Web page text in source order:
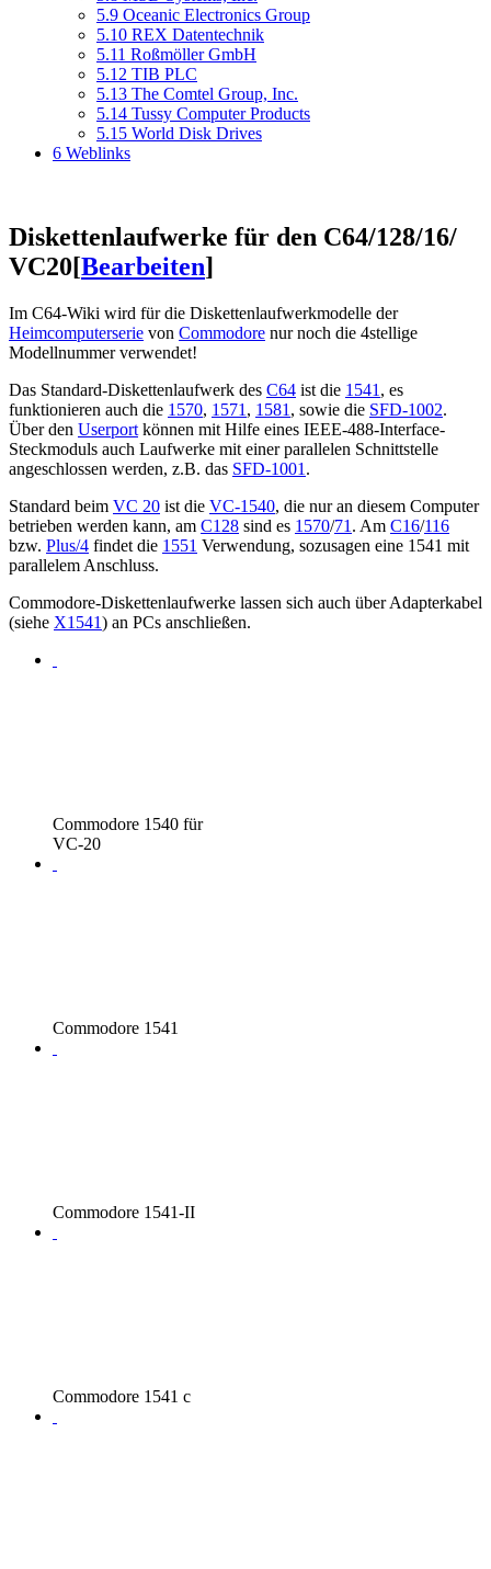
5.9 Oceanic Electronics Group
5.10 REX Datentechnik
5.11 Roßmöller GmbH
5.12 TIB PLC
5.13 The Comtel Group, Inc.
5.14 Tussy Computer Products
5.15 World Disk Drives
6 Weblinks
Diskettenlaufwerke für den C64/128/16/
VC20[Bearbeiten]
Im C64-Wiki wird für die Diskettenlaufwerkmodelle der
Heimcomputerserie von Commodore nur noch die 4stellige
Modellnummer verwendet!
Das Standard-Diskettenlaufwerk des C64 ist die 1541 , es
funktionieren auch die 1570, 1571 , 1581 , sowie die SFD-1002.
Über den Userport können mit Hilfe eines IEEE-488-Interface-
Steckmoduls auch Laufwerke mit einer parallelen Schnittstelle
angeschlossen werden, z.B. das SFD-1001 .
Standard beim VC 20 ist die VC-1540, die nur an diesem Computer
betrieben werden kann, am C128 sind es 1570/71 . Am C16/116
bzw. Plus/4 findet die 1551 Verwendung, sozusagen eine 1541 mit
parallelem Anschluss.
Commodore-Diskettenlaufwerke lassen sich auch über Adapterkabel
(siehe X1541) an PCs anschließen.
Commodore 1540 für
VC-20
Commodore 1541
Commodore 1541-II
Commodore 1541 c